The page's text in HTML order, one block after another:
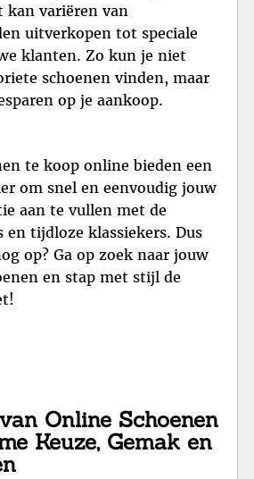
kan variëren van
uitverkopen tot speciale
klanten. Zo kun je niet
schoenen vinden, maar
op je aankoop.
te koop online bieden een
om snel en eenvoudig jouw
aan te vullen met de
en tijdloze klassiekers. Dus
op? Ga op zoek naar jouw
en stap met stijl de
Online Schoenen
Keuze, Gemak en